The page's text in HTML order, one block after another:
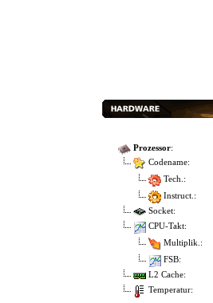
Prozessor:
Codename:
Tech.:
Instruct.:
Socket:
CPU-Takt:
Multiplik.:
FSB:
L2 Cache:
Temperatur: